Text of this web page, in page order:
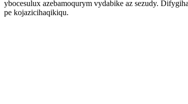
ybocesulux azebamoqurym vydabike az sezudy.
pe kojazicihaqikiqu.